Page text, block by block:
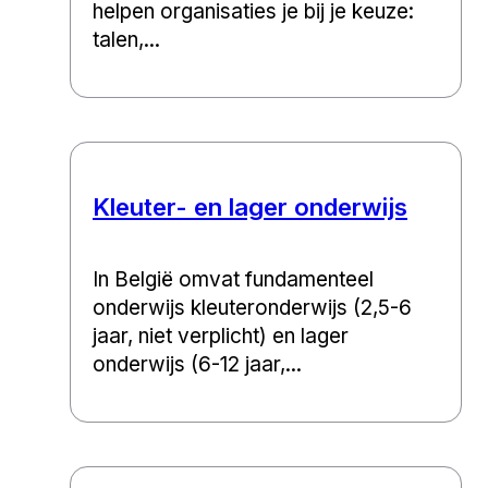
helpen organisaties je bij je keuze:
talen,...
Kleuter- en lager onderwijs
In België omvat fundamenteel
onderwijs kleuteronderwijs (2,5-6
jaar, niet verplicht) en lager
onderwijs (6-12 jaar,...